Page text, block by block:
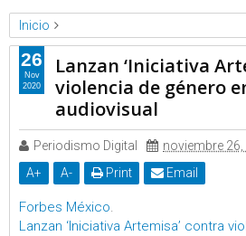
Inicio
Forbes
Noticias
Lanzan ‘Iniciativa Artemisa’ contra
industria audiovisual
Lanzan ‘Iniciativa
violencia de género
audiovisual
Periodismo Digital
noviembre 26,
A+ A- Print Email
Forbes México.
Lanzan ‘Iniciativa Artemisa’ contra
26
Nov
2020